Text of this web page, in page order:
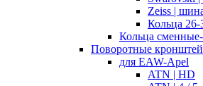
Zeiss |
Кольца
Кольца
Поворотные
для EAW-Apel
ATN | HD